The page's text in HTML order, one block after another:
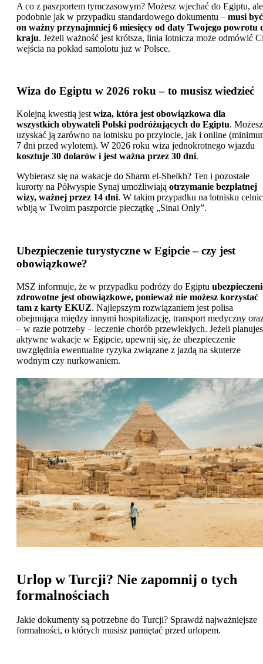
A co z paszportem tymczasowym? Możesz wjechać do Egiptu, ale
podobnie jak w przypadku standardowego dokumentu – musi być
on ważny przynajmniej 6 miesięcy od daty Twojego powrotu
kraju. Jeżeli ważność jest krótsza, linia lotnicza może odmówić
wejścia na pokład samolotu już w Polsce.
Wiza do Egiptu w 2026 roku – to musisz wiedzieć
Kolejną kwestią jest wiza, która jest obowiązkowa dla
wszystkich obywateli Polski podróżujących do Egiptu. Możesz
uzyskać ją zarówno na lotnisku po przylocie, jak i online
7 dni przed wylotem). W 2026 roku wiza jednokrotnego wjazdu
kosztuje 30 dolarów i jest ważna przez 30 dni.
Wybierasz się na wakacje do Sharm el-Sheikh? Ten i pozostałe
kurorty na Półwyspie Synaj umożliwiają otrzymanie bezpłatnej
wizy, ważnej przez 14 dni. W takim przypadku na lotnisku
wbiją w Twoim paszporcie pieczątkę „Sinai Only”.
Ubezpieczenie turystyczne w Egipcie – czy jest
obowiązkowe?
MSZ informuje, że w przypadku podróży do Egiptu
zdrowotne jest obowiązkowe, ponieważ nie możesz korzystać
tam z karty EKUZ. Najlepszym rozwiązaniem jest polisa
obejmująca między innymi hospitalizację, transport medyczny
– w razie potrzeby – leczenie chorób przewlekłych. Jeżeli
aktywne wakacje w Egipcie, upewnij się, że ubezpieczenie
uwzględnia ewentualne ryzyka związane z jazdą na skuterze
wodnym czy nurkowaniem.
Urlop w Turcji? Nie zapomnij o tych
formalnościach
Jakie dokumenty są potrzebne do Turcji? Sprawdź najważniejsze
formalności, o których musisz pamiętać przed urlopem.